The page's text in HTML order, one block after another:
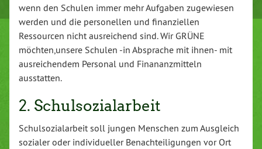
wenn den Schulen immer mehr Aufgaben zugewiesen
werden und die personellen und finanziellen
Ressourcen nicht ausreichend sind. Wir GRÜNE
möchten,unsere Schulen -in Absprache mit ihnen- mit
ausreichendem Personal und Finananzmitteln
ausstatten.
2. Schulsozialarbeit
Schulsozialarbeit soll jungen Menschen zum Ausgleich
sozialer oder individueller Benachteiligungen vor Ort